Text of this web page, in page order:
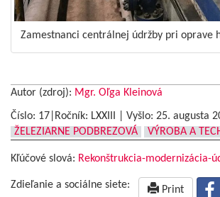
Zamestnanci centrálnej údržby pri oprave
Autor (zdroj): Mgr. Oľga Kleinová
Číslo: 17|Ročník: LXXIII | Vyšlo: 25. augusta
ŽELEZIARNE PODBREZOVÁ
VÝROBA A
Kľúčové slová: Rekonštrukcia-modernizácia-
Zdieľanie a sociálne siete: Print